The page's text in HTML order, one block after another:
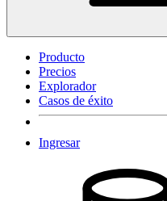
Producto
Precios
Explorador
Casos de éxito
Ingresar